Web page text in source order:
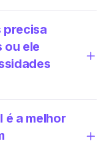
precisa
ou ele
é a melhor